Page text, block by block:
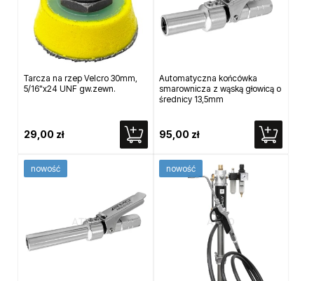
Tarcza na rzep Velcro 30mm,
5/16"x24 UNF gw.zewn.
29,00 zł
Automatyczna końcówka
smarownicza z wąską głowicą o
średnicy 13,5mm
95,00 zł
nowość nowość